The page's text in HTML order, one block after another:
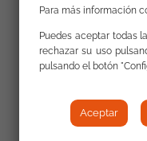
aproximamos
la realidad de la
violencia. Y las
África las
fotógrafos sociales.
Para más información
Puedes aceptar todas
rechazar su uso
pulsando el botón
Aceptar